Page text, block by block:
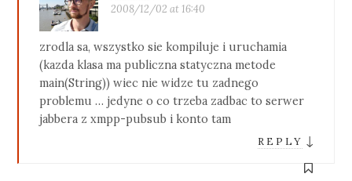
2008/12/02 at 16:40
zrodla sa, wszystko sie kompiluje i uruchamia
(kazda klasa ma publiczna statyczna metode
main(String)) wiec nie widze tu zadnego
problemu … jedyne o co trzeba zadbac to serwer
jabbera z xmpp-pubsub i konto tam
REPLY ↓